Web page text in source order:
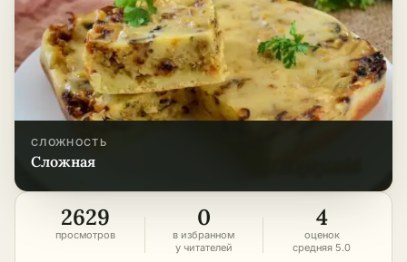
СЛОЖНОСТЬ
сложная
2629
просмотров
0
в избранном
у читателей
4
оценок
средняя 5.0